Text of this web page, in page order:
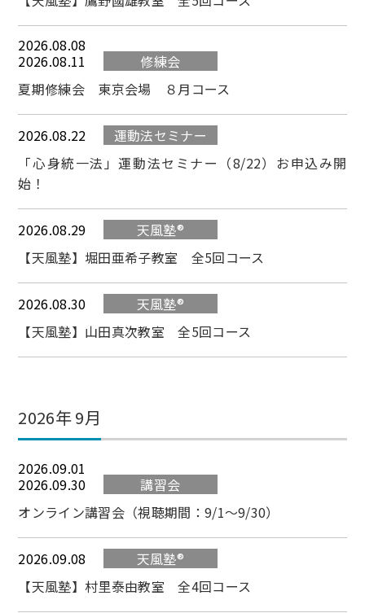
2026.08.08
2026.08.11
修練会
夏期修練会 東京会場 ８月コース
2026.08.22
運動法セミナー
「心身統一法」運動法セミナー（8/22）お申込み開
始！
2026.08.29
天風塾®
【天風塾】堀田亜希子教室 全5回コース
2026.08.30
天風塾®
【天風塾】山田真次教室 全5回コース
2026年 9月
2026.09.01
2026.09.30
講習会
オンライン講習会（視聴期間：9/1～9/30）
2026.09.08
天風塾®
【天風塾】村里泰由教室 全4回コース